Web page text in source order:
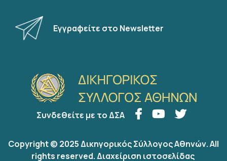
Εγγραφείτε στο Newsletter
Συνδεθείτε με το ΔΣΑ
Copyright © 2025 Δικηγορικός Σύλλογος Αθηνών. All
rights reserved.Διαχείριση ιστοσελίδας